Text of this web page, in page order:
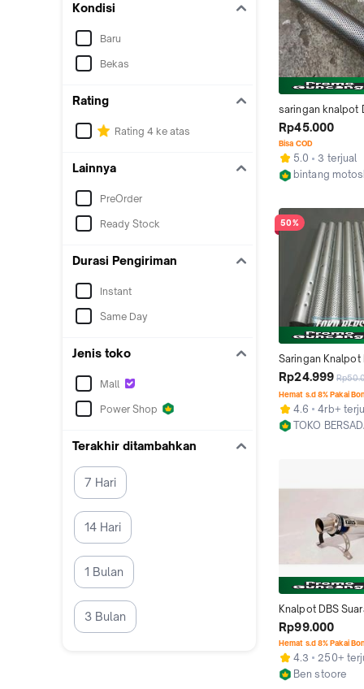
Kondisi
Baru
Bekas
Rating
Rating 4 ke atas
Lainnya
PreOrder
Ready Stock
Durasi Pengiriman
Instant
Same Day
Jenis toko
Mall
Power Shop
Terakhir ditambahkan
7 Hari
14 Hari
1 Bulan
3 Bulan
saringan knalpot
fu inlet 50 mm
Rp45.000
Bisa COD
5.0
3 terjual
bintang
50%
Saringan Knalpot
Murah copyCMS
VND shijirotsugigi
saringan knalpot
DBS satria FU
Motorcycle
Rp24.999
Hemat s.d 8% Pakai
4.6
4rb+
TOKO
Knalpot DBS
Adem untuk
Jupiter Z Supra X
Smash Shogun
Jupiter MX Satria
Motorcycle
Rp99.000
Hemat s.d 8% Pakai
4.3
250+
Ben stoore